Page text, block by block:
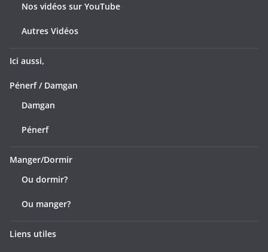
Nos vidéos sur YouTube
Autres Vidéos
Ici aussi,
Pénerf / Damgan
Damgan
Pénerf
Manger/Dormir
Ou dormir?
Ou manger?
Liens utiles